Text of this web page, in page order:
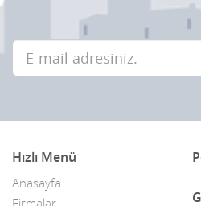
Brunei
Bulgaristan
Çad
Hızlı Menü
Anasayfa